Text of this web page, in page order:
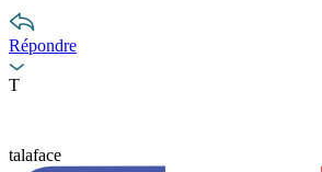
Répondre
T
talaface